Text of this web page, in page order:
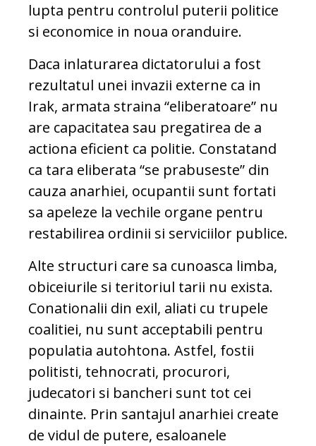
lupta pentru controlul puterii politice
si economice in noua oranduire.
Daca inlaturarea dictatorului a fost
rezultatul unei invazii externe ca in
Irak, armata straina “eliberatoare” nu
are capacitatea sau pregatirea de a
actiona eficient ca politie. Constatand
ca tara eliberata “se prabuseste” din
cauza anarhiei, ocupantii sunt fortati
sa apeleze la vechile organe pentru
restabilirea ordinii si serviciilor publice.
Alte structuri care sa cunoasca limba,
obiceiurile si teritoriul tarii nu exista.
Conationalii din exil, aliati cu trupele
coalitiei, nu sunt acceptabili pentru
populatia autohtona. Astfel, fostii
politisti, tehnocrati, procurori,
judecatori si bancheri sunt tot cei
dinainte. Prin santajul anarhiei create
de vidul de putere, esaloanele